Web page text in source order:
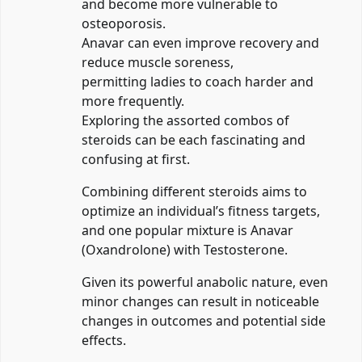
and become more vulnerable to
osteoporosis.
Anavar can even improve recovery and
reduce muscle soreness,
permitting ladies to coach harder and
more frequently.
Exploring the assorted combos of
steroids can be each fascinating and
confusing at first.
Combining different steroids aims to
optimize an individual’s fitness targets,
and one popular mixture is Anavar
(Oxandrolone) with Testosterone.
Given its powerful anabolic nature, even
minor changes can result in noticeable
changes in outcomes and potential side
effects.